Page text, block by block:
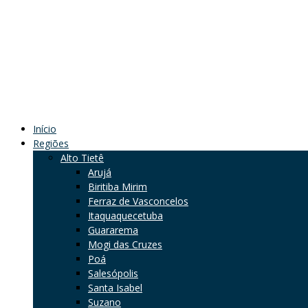
Início
Regiões
Alto Tietê
Arujá
Biritiba Mirim
Ferraz de Vasconcelos
Itaquaquecetuba
Guararema
Mogi das Cruzes
Poá
Salesópolis
Santa Isabel
Suzano